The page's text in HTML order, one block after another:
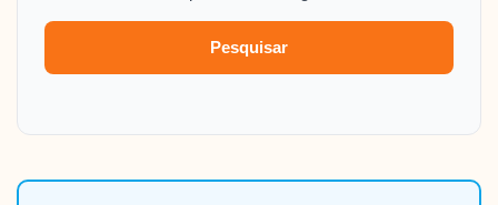
Pesquisar